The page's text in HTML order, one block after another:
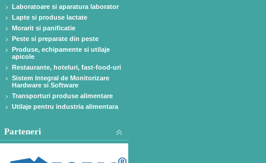
Laboratoare si aparatura laborator
Lapte si produse lactate
Morarit si panificatie
Peste si preparate din peste
Produse, echipamente si utilaje
apicole
Restaurante, hoteluri, fast-food-uri
Sistem Integral de Monitorizare
Hardware si Software
Transporturi produse alimentare
Utilaje pentru industria alimentara
Parteneri